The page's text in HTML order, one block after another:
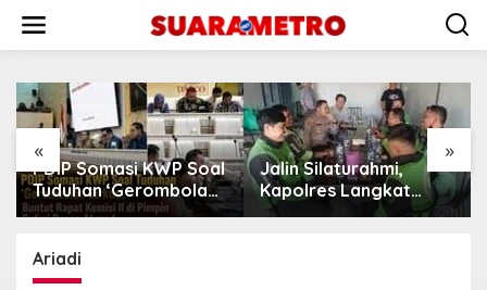
konten
« »
PDIP Somasi KWP Soal
Tuduhan ‘Gerombolan
Sirkus’, Buntut Rapat
Sufmi Dasco Ahmad
Jalin Silaturahmi,
Kapolres Langkat
Ngopi Bareng
Ariadi